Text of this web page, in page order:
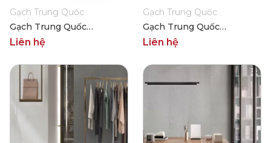
Gạch Trung Quốc
Gạch Trung Quốc
HLTQ918006EL
Liên hệ
Gạch Trung Quốc
Gạch Trung Quốc
HLTQ918004EL
Liên hệ